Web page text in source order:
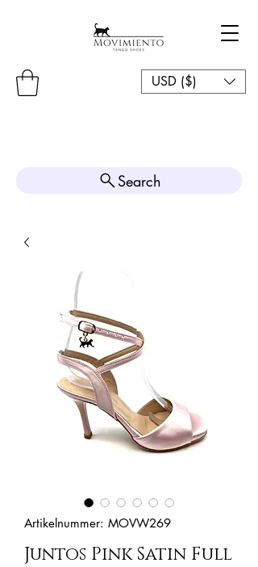
USD ($)
Search
Artikelnummer: MOVW269
Juntos Pink Satin Full